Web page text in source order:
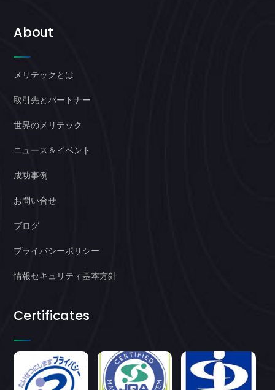
About
メリテックとは
取引先とパートナー
世界のメリテック
ニュース＆イベント
成功事例
お問い合せ
ブログ
プライバシーポリシー
情報セキュリティ基本方針
Certificates